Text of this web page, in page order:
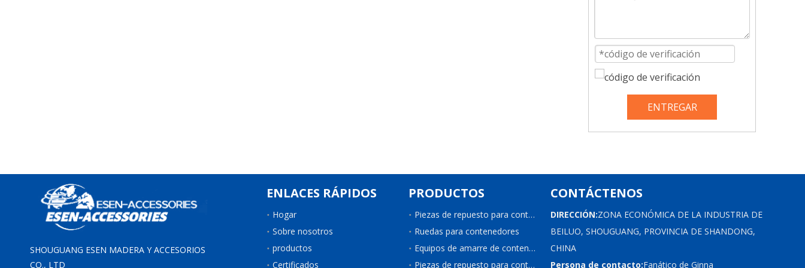
ENTREGAR
SHOUGUANG ESEN MADERA Y ACCESORIOS
CO., LTD
ENLACES RÁPIDOS
Hogar
Sobre nosotros
productos
Certificados
PRODUCTOS
Piezas de repuesto para contenedores
Ruedas para contenedores
Equipos de amarre de contenedores
Piezas de repuesto para contenedores de refrigeración
CONTÁCTENOS
DIRECCIÓN:ZONA ECONÓMICA DE LA INDUSTRIA DE
BEILUO, SHOUGUANG, PROVINCIA DE SHANDONG,
CHINA
Persona de contacto:Fanático de Ginna